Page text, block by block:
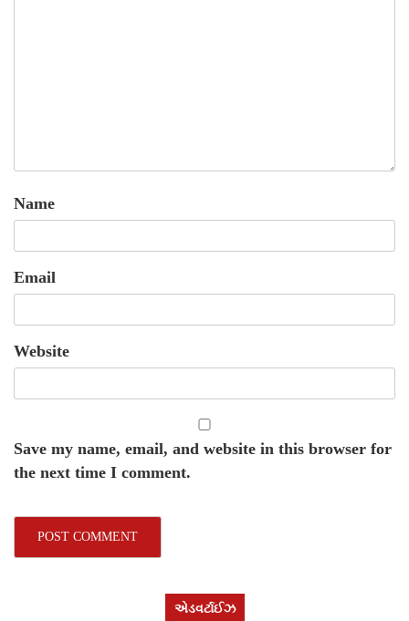
Name
Email
Website
Save my name, email, and website in this browser for
the next time I comment.
એડવર્ટાઈઝ